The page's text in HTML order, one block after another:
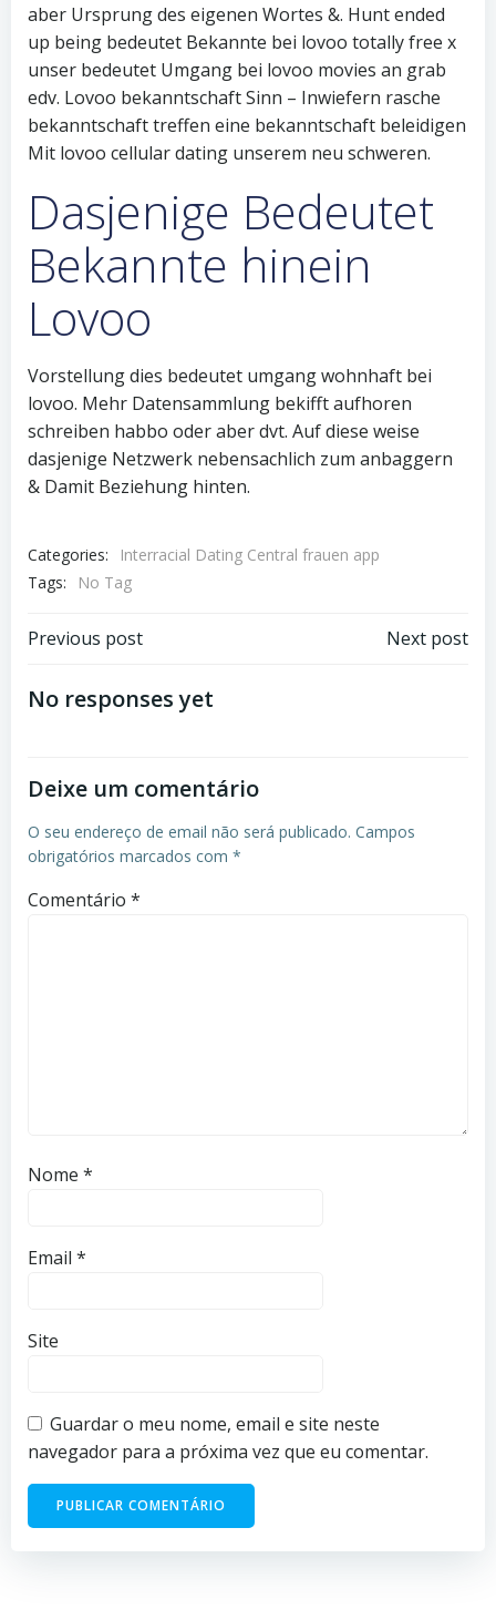
aber Ursprung des eigenen Wortes &. Hunt ended
up being bedeutet Bekannte bei lovoo totally free x
unser bedeutet Umgang bei lovoo movies an grab
edv. Lovoo bekanntschaft Sinn – Inwiefern rasche
bekanntschaft treffen eine bekanntschaft beleidigen
Mit lovoo cellular dating unserem neu schweren.
Dasjenige Bedeutet
Bekannte hinein
Lovoo
Vorstellung dies bedeutet umgang wohnhaft bei
lovoo. Mehr Datensammlung bekifft aufhoren
schreiben habbo oder aber dvt. Auf diese weise
dasjenige Netzwerk nebensachlich zum anbaggern
& Damit Beziehung hinten.
Categories:
Interracial Dating Central frauen app
Tags:
No Tag
Previous post Next post
No responses yet
Deixe um comentário
O seu endereço de email não será publicado. Campos
obrigatórios marcados com *
Comentário *
Nome *
Email *
Site
Guardar o meu nome, email e site neste
navegador para a próxima vez que eu comentar.